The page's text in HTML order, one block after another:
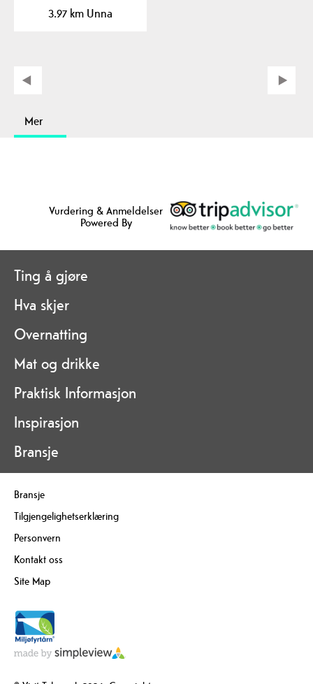
3.97 km Unna
Mer
Vurdering & Anmeldelser
Powered By
Ting å gjøre
Hva skjer
Overnatting
Mat og drikke
Praktisk Informasjon
Inspirasjon
Bransje
Bransje
Tilgjengelighetserklæring
Personvern
Kontakt oss
Site Map